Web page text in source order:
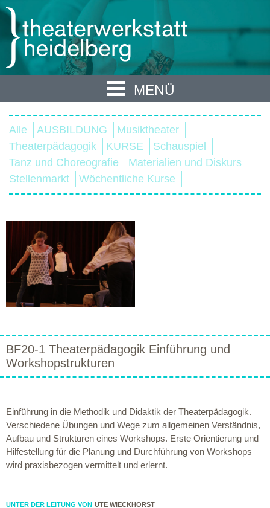
MENÜ
Alle AUSBILDUNG
Musiktheater
Theaterpädagogik
KURSE
Schauspiel
Tanz und Choreografie
Materialien und Diskurs
Stellenmarkt
Wöchentliche Kurse
BF20-1 Theaterpädagogik Einführung und
Workshopstrukturen
Einführung in die Methodik und Didaktik der Theaterpädagogik.
Verschiedene Übungen und Wege zum allgemeinen Verständnis,
Aufbau und Strukturen eines Workshops. Erste Orientierung und
Hilfestellung für die Planung und Durchführung von Workshops
wird praxisbezogen vermittelt und erlernt.
UNTER DER LEITUNG VON UTE WIECKHORST